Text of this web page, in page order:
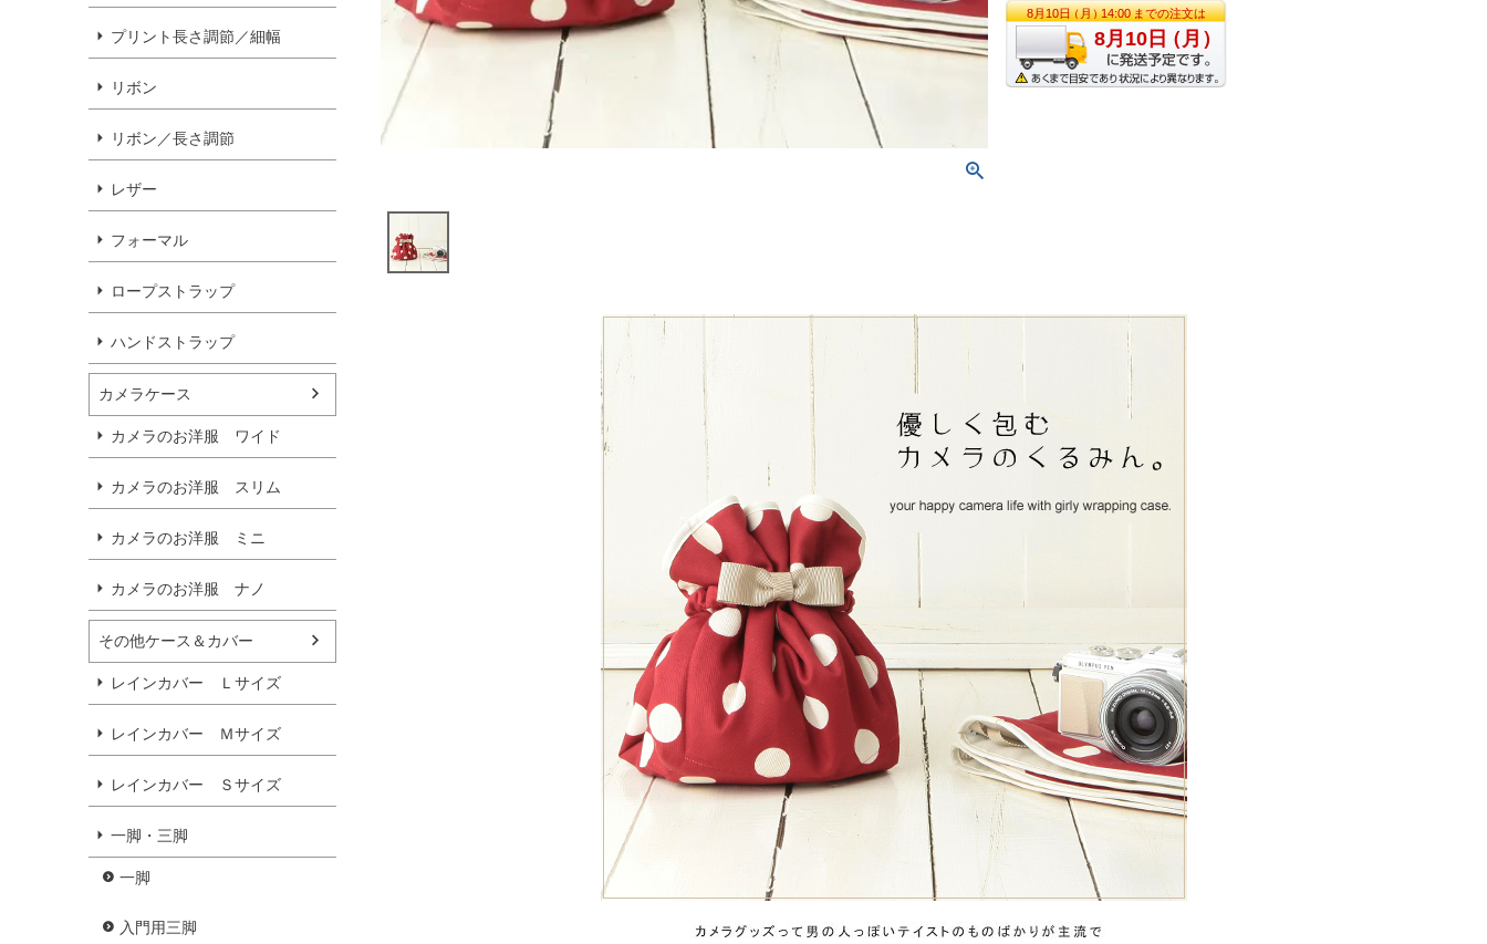
プリント長さ調節／細幅
リボン
リボン／長さ調節
レザー
フォーマル
ロープストラップ
ハンドストラップ
カメラケース
カメラのお洋服 ワイド
カメラのお洋服 スリム
カメラのお洋服 ミニ
カメラのお洋服 ナノ
その他ケース＆カバー
レインカバー Ｌサイズ
レインカバー Ｍサイズ
レインカバー Ｓサイズ
一脚・三脚
一脚
入門用三脚